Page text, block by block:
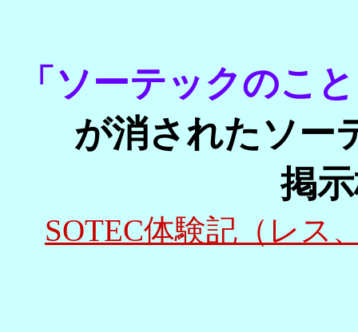
「ソーテックのこ
が消されたソー
掲
SOTEC体験記（レス